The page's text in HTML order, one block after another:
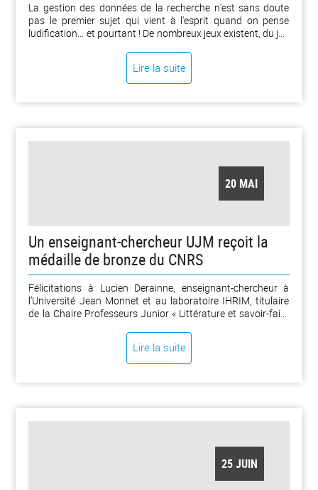
La gestion des données de la recherche n'est sans doute
pas le premier sujet qui vient à l'esprit quand on pense
ludification... et pourtant ! De nombreux jeux existent, du jeu
la fresque, le bingo et le jeu vidéo.
Lire la suite
20 MAI
Un enseignant-chercheur UJM reçoit la
médaille de bronze du CNRS
Félicitations à Lucien Derainne, enseignant-chercheur à
l’Université Jean Monnet et au laboratoire IHRIM, titulaire
de la Chaire Professeurs Junior « Littérature et savoir-faire
qui reçoit cette année la médaille de bronze du CNRS. [...]
Lire la suite
25 JUIN